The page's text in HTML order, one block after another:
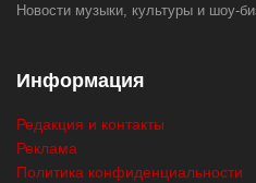
Новости музыки, культуры и шоу-
Информация
Редакция и контакты
Реклама
Политика конфиденциальности